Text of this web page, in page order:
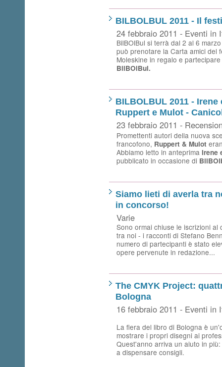
BILBOLBUL 2011 - Il
24 febbraio 2011 - Eventi in
BilBOlBul si terrà dal 2 al 6
può prenotare la Carta amici del
Moleskine in regalo e
BilBOlBul.
BILBOLBUL 2011 -
Ruppert e Mulot -
23 febbraio 2011 -
Promettenti autori della nuova
francofono, Ruppert & Mulot
Abbiamo letto in anteprima Irene
pubblicato in occasione di
Siamo lieti di averla tra
in concorso!
Varie
Sono ormai chiuse le iscrizioni al
tra noi - i racconti di Stefano
numero di partecipanti è stato
opere pervenute in redazione...
The CMYK Project:
Bologna
16 febbraio 2011 - Eventi in
La fiera del libro di Bologna è
mostrare i propri disegni ai
Quest'anno arriva un aiuto in più:
a dispensare consigli.